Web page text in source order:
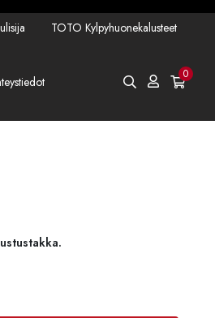
TOTO Kylpyhuonekalusteet
0